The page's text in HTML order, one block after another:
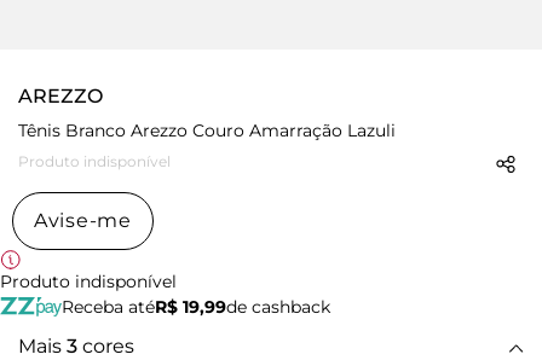
AREZZO
Tênis Branco Arezzo Couro Amarração Lazuli
Produto indisponível
Avise-me
Produto indisponível
Receba atéR$ 19,99de cashback
Mais 3 cores